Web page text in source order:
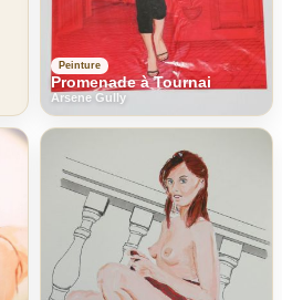
Peinture
Promenade à Tournai
Arsene Gully